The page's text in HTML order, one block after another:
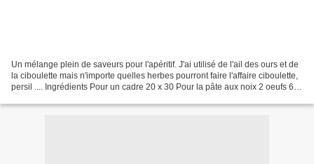
Un mélange plein de saveurs pour l'apéritif. J'ai utilisé de l'ail des ours et de
la ciboulette mais n'importe quelles herbes pourront faire l'affaire ciboulette,
persil .... Ingrédients Pour un cadre 20 x 30 Pour la pâte aux noix 2 oeufs 60